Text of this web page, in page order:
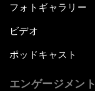
フォトギャラリー
ビデオ
ポッドキャスト
エンゲージメント